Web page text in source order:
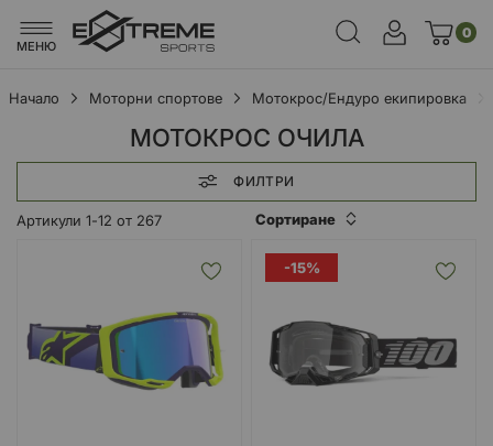
МЕНЮ
0
Начало Моторни спортове Мотокрос/Ендуро екипировка
МОТОКРОС ОЧИЛА
ФИЛТРИ
Артикули 1-12 от 267 Сортиране
-15%